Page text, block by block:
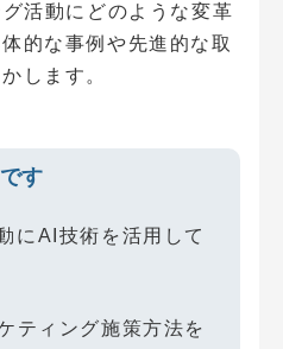
活動にどのような変革
的な事例や先進的な取
します。
す
にAI技術を活用して
ティング施策方法を